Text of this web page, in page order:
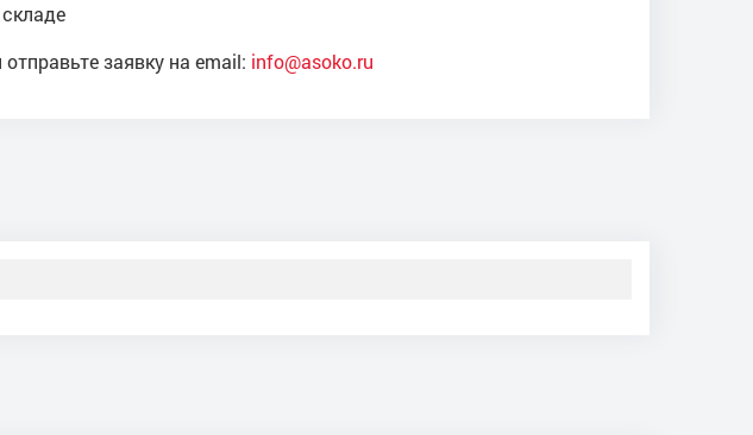
заявку на email: info@asoko.ru